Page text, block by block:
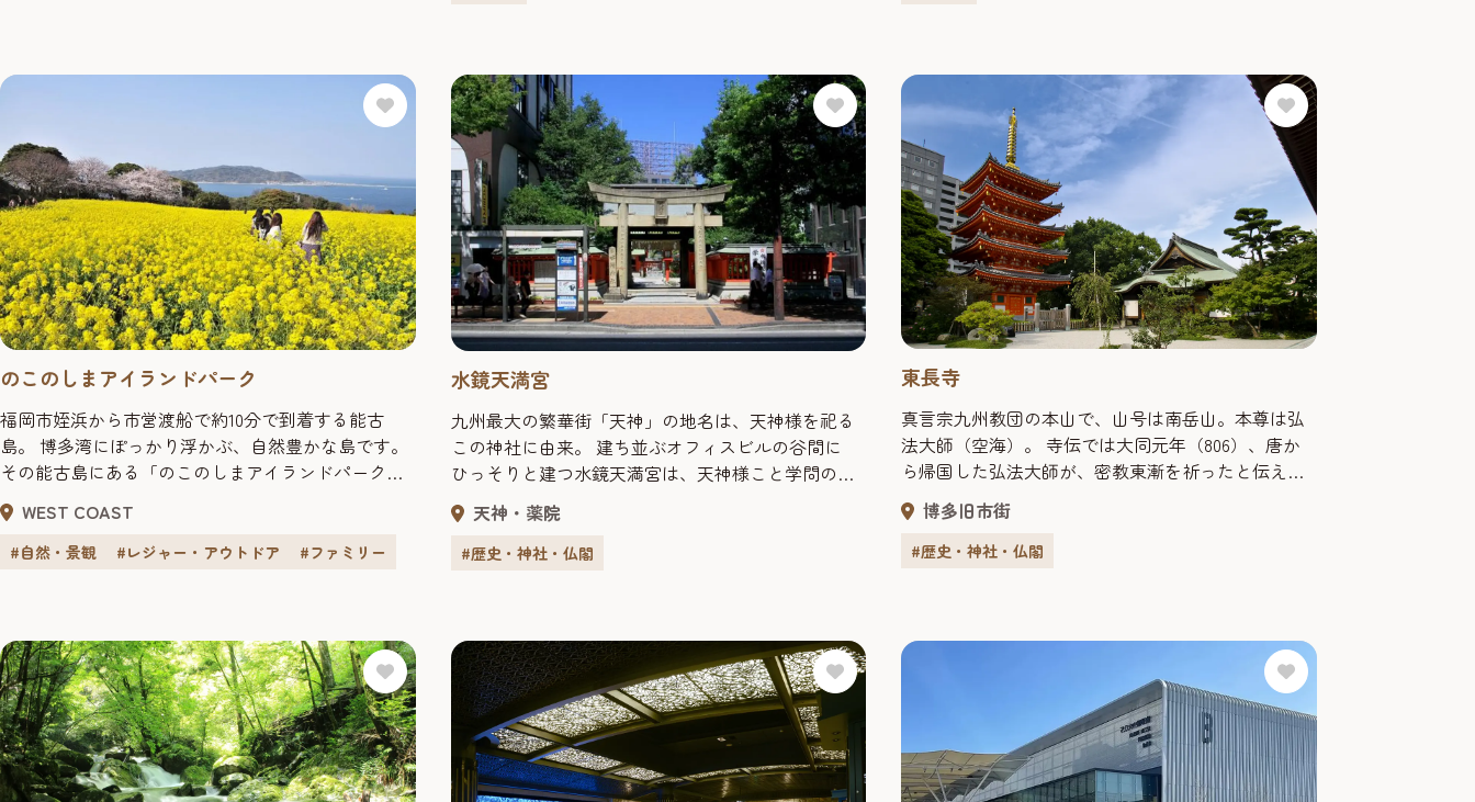
のこのしまアイランドパーク
福岡市姪浜から市営渡船で約10分で到着する能古
島。 博多湾にぽっかり浮かぶ、自然豊かな島です。
その能古島にある「のこのしまアイランドパーク」
は、能古島北部に広がる約15万平方メートルの自然
公園です。 桜、菜の花、コスモスなど、一年を通じ
て季節の花々が咲き誇ります。 特に、菜の花とコス
WEST COAST
#自然・景観 #レジャー・アウトドア #ファミリー
水鏡天満宮
九州最大の繁華街「天神」の地名は、天神様を祀る
この神社に由来。 建ち並ぶオフィスビルの谷間に
ひっそりと建つ水鏡天満宮は、天神様こと学問の神
様･菅原道真を祀っている。大宰府に左遷された菅原
道真が、憔悴した自分の姿を川面に映したことから
この名がついたと言われている。当初は今泉にあっ
天神・薬院
#歴史・神社・仏閣
東長寺
真言宗九州教団の本山で、山号は南岳山。本尊は弘
法大師（空海）。 寺伝では大同元年（806）、唐か
ら帰国した弘法大師が、密教東漸を祈ったと伝えら
れている。 弘法大師創建の寺としては日本最古で、
当初は海辺の地にありましたが、福岡藩二代藩主･黒
田忠之によって現在地へと移り、黒田家により300石
博多旧市街
#歴史・神社・仏閣